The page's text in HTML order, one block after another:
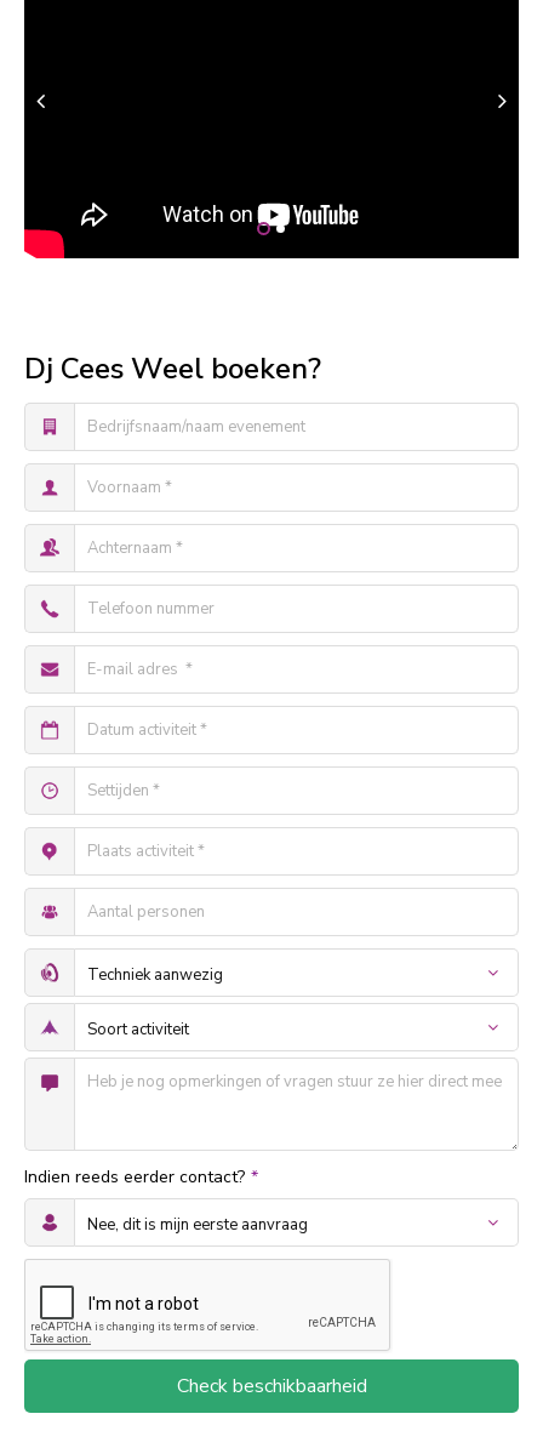
Dj Cees Weel boeken?
Indien reeds eerder contact? *
Check beschikbaarheid